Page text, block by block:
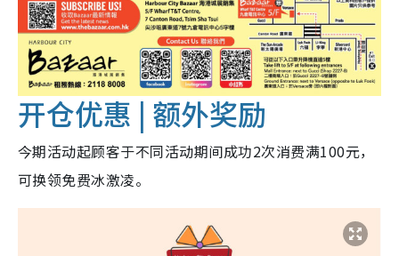
开仓优惠 | 额外奖励
今期活动起顾客于不同活动期间成功2次消费满100元，
可换领免费冰激凌。